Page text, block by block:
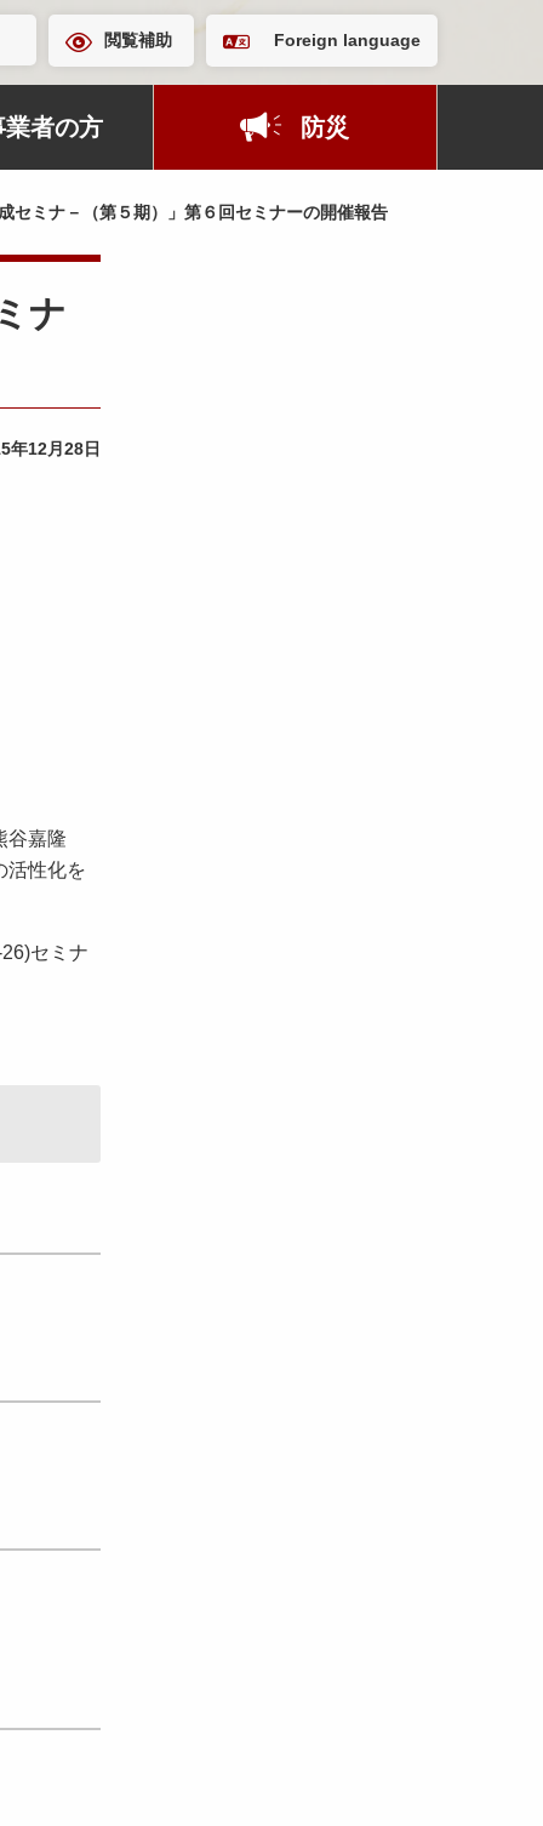
閲覧補助 Foreign language
業者の方 防災
セミナ－（第５期）」第６回セミナーの開催報告
ナ
年12月28日
谷嘉隆
活性化を
セミナ